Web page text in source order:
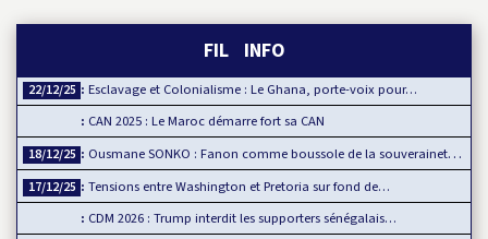
FIL INFO
22/12/25
Esclavage et Colonialisme : Le Ghana, porte-voix pour…
CAN 2025 : Le Maroc démarre fort sa CAN
18/12/25 Ousmane SONKO : Fanon comme boussole de la souveraineté…
17/12/25
Tensions entre Washington et Pretoria sur fond de…
CDM 2026 : Trump interdit les supporters sénégalais…